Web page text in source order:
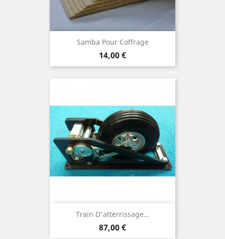
Samba Pour Coffrage
Prix
14,00 €
Train D'atterrissage...
Prix
87,00 €